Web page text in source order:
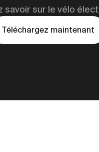
savoir sur le vélo
Téléchargez maintenant